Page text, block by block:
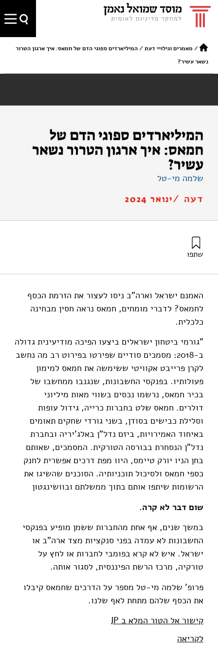
/ מאמרים וגילויי דעת /המיליארדים ספוגי הדם של חמאס: איך ארגון הטרור
נשאר עשיר?
המיליארדים ספוגי הדם של
חמאס: איך ארגון הטרור נשאר
עשיר?
שלמה מי-טל
דעה /ינואר 2024
שתפו
האמנם ישראל וארה"ב ניסו לעצור את הזרמת הכסף
לחמאס? לדברי מומחים, חמאס נראה חסין מבחינה
כלכלית.
"גורמי ביטחון ישראלים ביצעו הפיכה מודיעינית גדולה
ב-2018: מסמכים סודיים שפירטו בפירוט רב מה נחשב
לקרן פרייבט אקוויטי ששימשה את חמאס למימון
פעולותיו. בפנקסי החשבונות, שנגנבו ממחשבו של
בכיר חמאס, נרשמו נכסים בשווי מאות מיליוני
דולרים. חמאס שלט בחברות כרייה, גידול עופות
וסלילת כבישים בסודן, בשני גורדי שחקים תאומים
באיחוד האמירויות, ביזם נדל"ן באלג'יריה ובחברת
נדל"ן הנסחרת בבורסה הטורקית. המסמכים, שאותם
בחן הניו יורק טיימס, היוו מפת דרכים אפשרית לחנק
כספי חמאס ולסיכול תוכניותיה. הסוכנים שהשיגו את
הרשומות שיתפו אותם בתוך ממשלתם ובוושינגטון
שום דבר לא קרה.
במשך שנים, אף אחת מהחברות ששמן מופיע בפנקסי
החשבונות לא עמדה בפני סנקציות מצד ארה"ב או
ישראל. איש לא קרא בפומבי לחברות או לחץ על
טורקיה, מרכז הרשת הפיננסית, לסגור אותה.
פרופ' שלמה מי-טל מספר על הדרכים שחמאס קיבלו
את הכסף שלהם מתחת לאף שלנו.
קישור אל הטור המלא ב JP
לקריאה